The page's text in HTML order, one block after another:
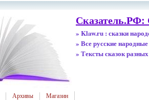
Сказатель.РФ:
» Klaw.ru : сказки
» Все русские народные
» Тексты сказок
Архивы Магазин